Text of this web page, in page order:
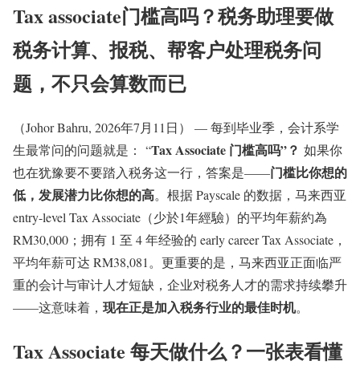
Tax associate门槛高吗？税务助理要做
税务计算、报税、帮客户处理税务问
题，不只会算数而已
（Johor Bahru, 2026年7月11日） — 每到毕业季，会计系学
生最常问的问题就是： “Tax Associate 门槛高吗”？ 如果你
也在犹豫要不要踏入税务这一行，答案是——门槛比你想的
低，发展潜力比你想的高。根据 Payscale 的数据，马来西亚
entry-level Tax Associate（少於1年經驗）的平均年薪約為
RM30,000；拥有 1 至 4 年经验的 early career Tax Associate，
平均年薪可达 RM38,081。更重要的是，马来西亚正面临严
重的会计与审计人才短缺，企业对税务人才的需求持续攀升
——这意味着， 现在正是加入税务行业的最佳时机。
Tax Associate 每天做什么？一张表看懂